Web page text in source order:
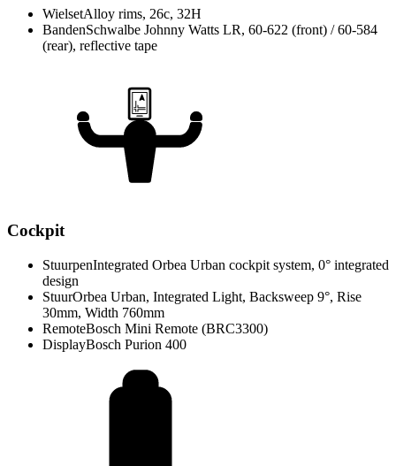
WielsetAlloy rims, 26c, 32H
BandenSchwalbe Johnny Watts LR, 60-622 (front) / 60-584
(rear), reflective tape
Cockpit
StuurpenIntegrated Orbea Urban cockpit system, 0° integrated
design
StuurOrbea Urban, Integrated Light, Backsweep 9°, Rise
30mm, Width 760mm
RemoteBosch Mini Remote (BRC3300)
DisplayBosch Purion 400